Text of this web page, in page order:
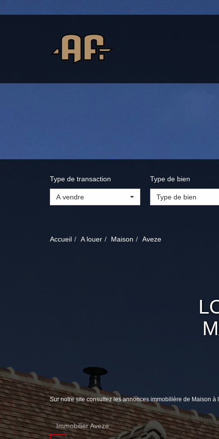
Type de transaction
A vendre
Type de bien
Type de bien
Accueil A louer Maison Aveze
Sur notre site consultez les annonces immobilière de Maison
Immobilier Aveze